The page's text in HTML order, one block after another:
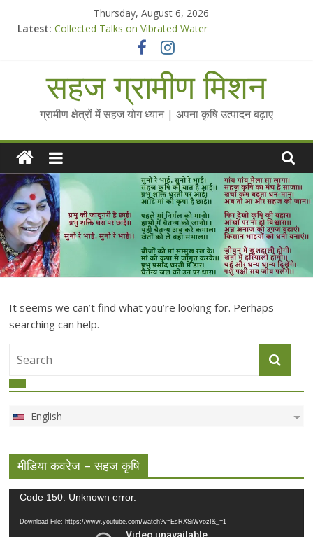
Thursday, August 6, 2026
Latest: Collected Talks on Vibrated Water
सहज कृषि प्रचार-प्रसार किट
Standee Designs @ 2025 for Sahaj Krishi Promotions
Chalo Gaon Ki Or Abhiyaan - 2025-26
सहज ग्रामीण मिशन
ग्रामीण क्षेत्रों में सहज योग ध्यान | अपना कृषि उत्पादन बढ़ाए
It seems we can’t find what you’re looking for. Perhaps
searching can help.
English
मीडिया कवरेज – सहज कृषि
Video
Code 150: Unknown error.
Download File: https://www.youtube.com/watch?v=EsRXSiWvozI&_=1